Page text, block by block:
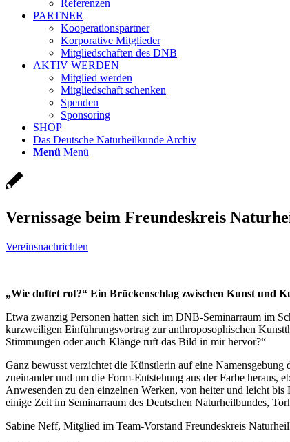
Referenzen
PARTNER
Kooperationspartner
Korporative Mitglieder
Mitgliedschaften des DNB
AKTIV WERDEN
Mitglied werden
Mitgliedschaft schenken
Spenden
Sponsoring
SHOP
Das Deutsche Naturheilkunde Archiv
Menü Menü
Vernissage beim Freundeskreis
Vereinsnachrichten
„Wie duftet rot?“ Ein Brückenschlag zwischen Kunst und
Etwa zwanzig Personen hatten sich im DNB-Seminarraum im
kurzweiligen Einführungsvortrag zur anthroposophischen
Stimmungen oder auch Klänge ruft das Bild in mir hervor?“
Ganz bewusst verzichtet die Künstlerin auf eine
zueinander und um die Form-Entstehung aus der Farbe heraus,
Anwesenden zu den einzelnen Werken, von heiter und leicht
einige Zeit im Seminarraum des Deutschen Naturheilbundes,
Sabine Neff, Mitglied im Team-Vorstand Freundeskreis